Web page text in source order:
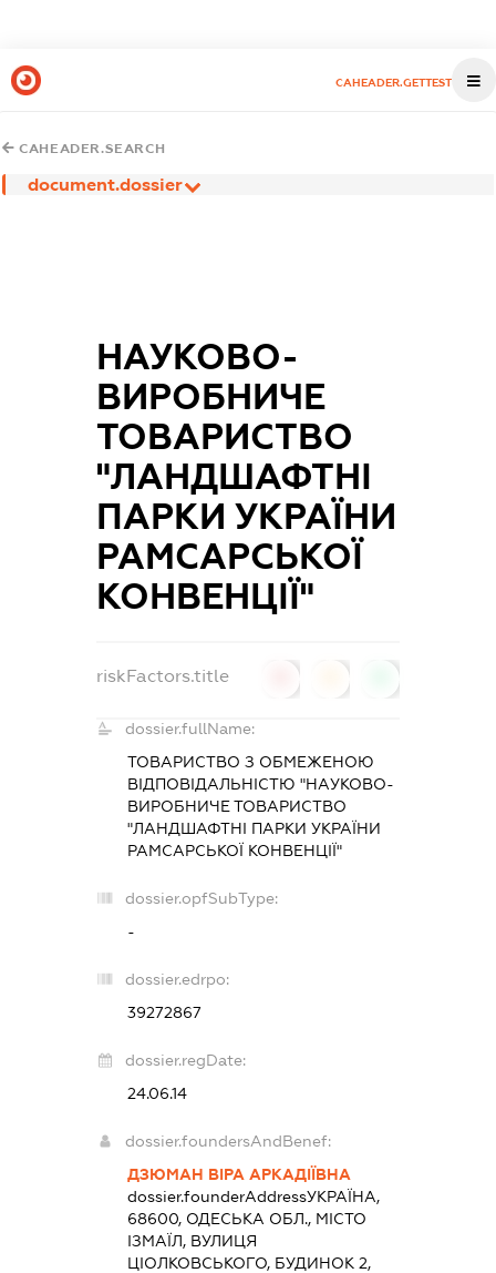
CAHEADER.GETTEST
CAHEADER.SEARCH
document.dossier
НАУКОВО-
ВИРОБНИЧЕ
ТОВАРИСТВО
"ЛАНДШАФТНІ
ПАРКИ УКРАЇНИ
РАМСАРСЬКОЇ
КОНВЕНЦІЇ"
riskFactors.title
dossier.fullName:
ТОВАРИСТВО З ОБМЕЖЕНОЮ
ВІДПОВІДАЛЬНІСТЮ "НАУКОВО-
ВИРОБНИЧЕ ТОВАРИСТВО
"ЛАНДШАФТНІ ПАРКИ УКРАЇНИ
РАМСАРСЬКОЇ КОНВЕНЦІЇ"
dossier.opfSubType:
-
dossier.edrpo:
39272867
dossier.regDate:
24.06.14
dossier.foundersAndBenef:
ДЗЮМАН ВІРА АРКАДІЇВНА
dossier.founderAddressУКРАЇНА,
68600, ОДЕСЬКА ОБЛ., МІСТО
ІЗМАЇЛ, ВУЛИЦЯ
ЦІОЛКОВСЬКОГО, БУДИНОК 2,